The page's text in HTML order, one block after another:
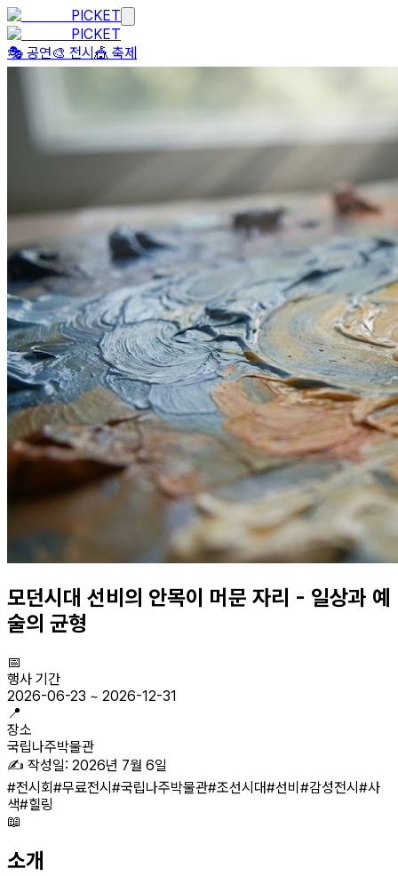
PICKET
PICKET
🎭 공연🎨 전시 🎪 축제
모던시대 선비의 안목이 머문 자리 - 일상과 예
술의 균형
📅
행사 기간
2026-06-23 ~ 2026-12-31
📍
장소
국립나주박물관
✍️ 작성일: 2026년 7월 6일
#전시회#무료전시 #국립나주박물관#조선시대#선비 #감성전시 #사
색#힐링
📖
소개